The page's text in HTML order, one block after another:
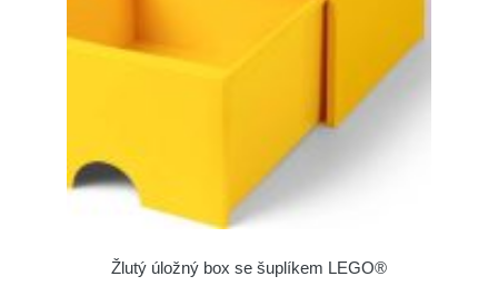
Žlutý úložný box se šuplíkem LEGO®